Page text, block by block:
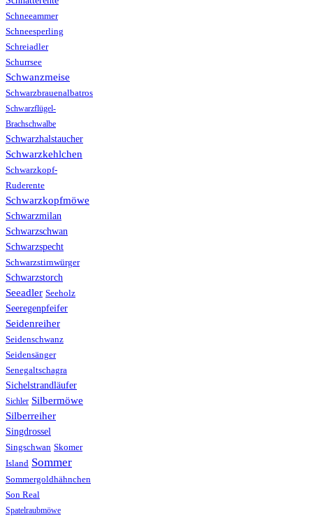
Schneeammer
Schneesperling
Schreiadler
Schurrsee
Schwanzmeise
Schwarzbrauenalbatros
Schwarzflügel-
Brachschwalbe
Schwarzhalstaucher
Schwarzkehlchen
Schwarzkopf-
Ruderente
Schwarzkopfmöwe
Schwarzmilan
Schwarzschwan
Schwarzspecht
Schwarzstirnwürger
Schwarzstorch
Seeadler Seeholz
Seeregenpfeifer
Seidenreiher
Seidenschwanz
Seidensänger
Senegaltschagra
Sichelstrandläufer
Sichler Silbermöwe
Silberreiher
Singdrossel
Singschwan Skomer
Island Sommer
Sommergoldhähnchen
Son Real
Spatelraubmöwe